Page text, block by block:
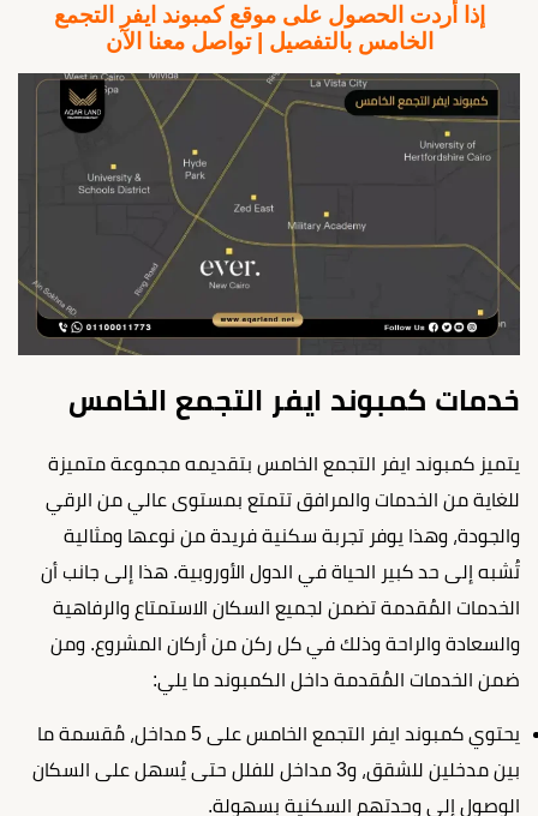
إذا أردت الحصول على موقع كمبوند ايفر التجمع
الخامسبالتفصيل | تواصل معنا الآن
خدمات كمبوند ايفر التجمع الخامس
يتميز كمبوند ايفر التجمع الخامس بتقديمه مجموعة متميزة
للغاية من الخدمات والمرافق تتمتع بمستوى عالي من الرقي
والجودة، وهذا يوفر تجربة سكنية فريدة من نوعها ومثالية
تُشبه إلى حد كبير الحياة في الدول الأوروبية. هذا إلى جانب أن
الخدمات المُقدمة تضمن لجميع السكان الاستمتاع والرفاهية
والسعادة والراحة وذلك في كل ركن من أركان المشروع. ومن
ضمن الخدمات المُقدمة داخل الكمبوند ما يلي:
يحتوي كمبوند ايفر التجمع الخامس على 5 مداخل، مُقسمة ما
بين مدخلين للشقق، و3 مداخل للفلل حتى يُسهل على السكان
الوصول إلى وحدتهم السكنية بسهولة.